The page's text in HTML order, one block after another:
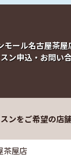
モール名古屋茶屋
ン申込・お問い
ンをご希望の店
茶屋店